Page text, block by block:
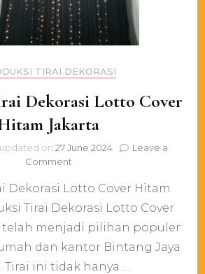
TIRAI DEKORASI
Dekorasi Lotto Cover
Jakarta
updated on 27 June 2024
Leave a
Commenton
Tirai
Dekorasi
Cover
Hitam
Dekorasi Lotto Cover Hitam
Tirai Dekorasi Lotto Cover
telah menjadi pilihan populer
dan kantor Bintang Jaya
Tirai ini tidak hanya …